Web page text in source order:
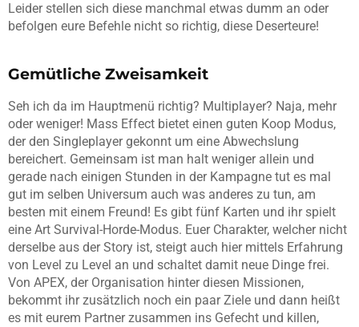
Leider stellen sich diese manchmal etwas dumm an oder
befolgen eure Befehle nicht so richtig, diese Deserteure!
Gemütliche Zweisamkeit
Seh ich da im Hauptmenü richtig? Multiplayer? Naja, mehr
oder weniger! Mass Effect bietet einen guten Koop Modus,
der den Singleplayer gekonnt um eine Abwechslung
bereichert. Gemeinsam ist man halt weniger allein und
gerade nach einigen Stunden in der Kampagne tut es mal
gut im selben Universum auch was anderes zu tun, am
besten mit einem Freund! Es gibt fünf Karten und ihr spielt
eine Art Survival-Horde-Modus. Euer Charakter, welcher nicht
derselbe aus der Story ist, steigt auch hier mittels Erfahrung
von Level zu Level an und schaltet damit neue Dinge frei.
Von APEX, der Organisation hinter diesen Missionen,
bekommt ihr zusätzlich noch ein paar Ziele und dann heißt
es mit eurem Partner zusammen ins Gefecht und killen,